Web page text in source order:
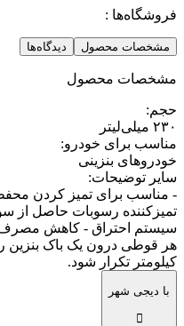
فروشگاه‌ها :
مشخصات محصول دیدگاه‌ها
مشخصات محصول
حجم:
۲۳۰ میلی‌لیتر
مناسب برای خودرو:
خودروهای بنزینی
سایر توضیحات:
- مناسب برای تمیز کردن
تمیزکننده رسوبات حاصل از
کیلومتر تکرار شود.
با دیجی شهر